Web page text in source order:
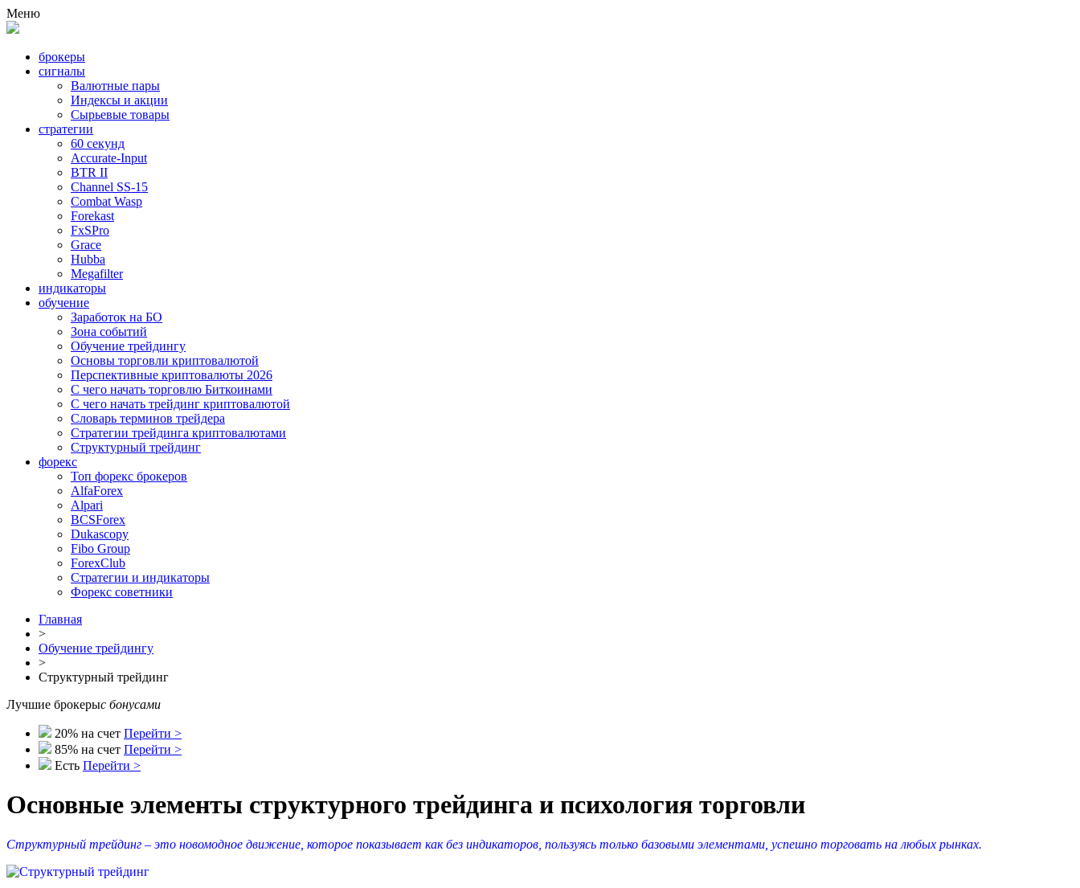
Меню
брокеры
сигналы
Валютные пары
Индексы и акции
Сырьевые товары
стратегии
60 секунд
Accurate-Input
BTR II
Channel SS-15
Combat Wasp
Forekast
FxSPro
Grace
Hubba
Megafilter
индикаторы
обучение
Заработок на БО
Зона событий
Обучение трейдингу
Основы торговли криптовалютой
Перспективные криптовалюты 2026
С чего начать торговлю Биткоинами
С чего начать трейдинг криптовалютой
Словарь терминов трейдера
Стратегии трейдинга криптовалютами
Структурный трейдинг
форекс
Топ форекс брокеров
AlfaForex
Alpari
BСSForex
Dukascopy
Fibo Group
ForexClub
Стратегии и индикаторы
Форекс советники
Главная
>
Обучение трейдингу
>
Структурный трейдинг
Лучшие брокерыс бонусами
20% на счет Перейти >
85% на счет Перейти >
Есть Перейти >
Основные элементы структурного трейдинга и психология торговли
Структурный трейдинг – это новомодное движение, которое показывает как без индикаторов, пользуясь только базовыми элементами, успешно торговать на любых рынках.